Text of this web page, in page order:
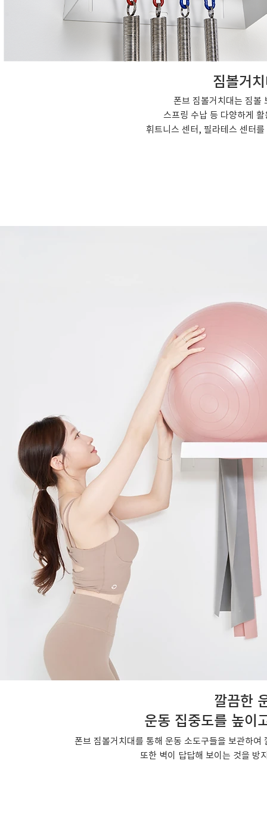
짐볼거
폰브 짐볼거치대는 짐볼
스프링 수납 등 다양하게
휘트니스 센터, 필라테스 센터
깔끔한
운동 집중도를 높이
폰브 짐볼거치대를 통해 운동 소도구들을 보관하
또한 벽이 답답해 보이는 것을 방